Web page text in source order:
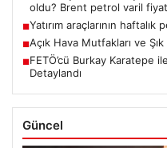
oldu? Brent petrol varil
■Yatırım araçlarının haftalık
■Açık Hava Mutfakları ve
■FETÖ’cü Burkay Karatepe
Detaylandı
Güncel